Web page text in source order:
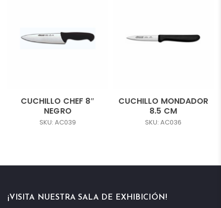
CUCHILLO CHEF 8″
NEGRO
SKU: AC039
CUCHILLO MONDADOR
8.5 CM
SKU: AC036
¡VISITA NUESTRA SALA DE EXHIBICIÓN!